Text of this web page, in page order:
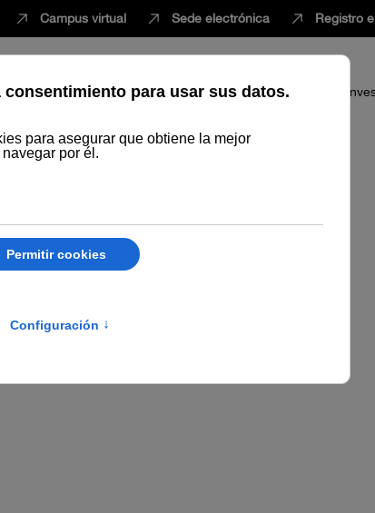
Campus virtual Sede electrónica Registro
EstudiarInnovaciónVida universitariaProfesorado